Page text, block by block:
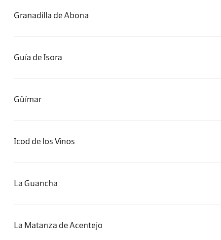
Granadilla de Abona
Guía de Isora
Güímar
Icod de los Vinos
La Guancha
La Matanza de Acentejo